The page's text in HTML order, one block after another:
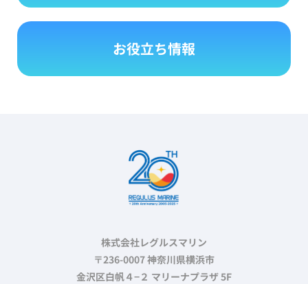
お役立ち情報
株式会社レグルスマリン
〒236-0007 神奈川県横浜市
金沢区白帆４−２ マリーナプラザ 5F